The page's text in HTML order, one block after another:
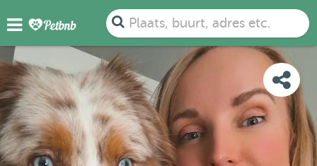
Plaats, buurt, adres etc.
FOTO'S BEOORDELINGEN KAART